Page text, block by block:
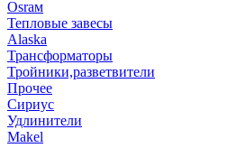
Оsrам
Тепловые завесы
Alaska
Трансформаторы
Тройники,разветвители
Прочее
Сириус
Удлинители
Makel